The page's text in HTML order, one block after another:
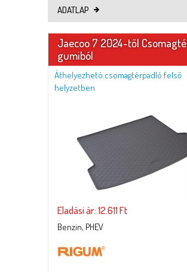
ADATLAP
Jaecoo 7 2024-től
gumiból
Áthelyezhetó csomagtérpadló felső
helyzetben
Eladási ár: 12.611 Ft
Benzin, PHEV